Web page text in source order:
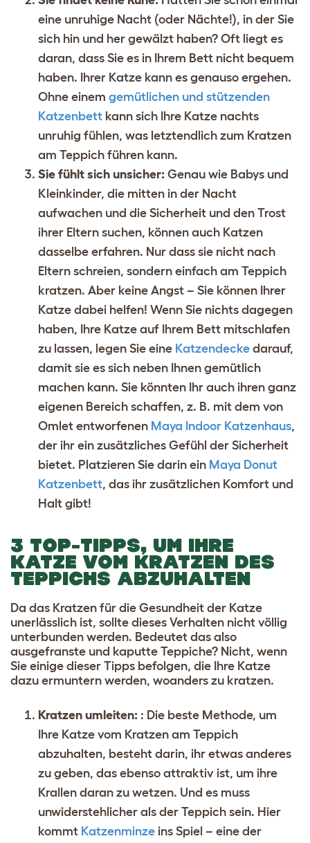
eine unruhige Nacht (oder Nächte!), in der Sie
sich hin und her gewälzt haben? Oft liegt es
daran, dass Sie es in Ihrem Bett nicht bequem
haben. Ihrer Katze kann es genauso ergehen.
Ohne einem gemütlichen und stützenden
Katzenbett kann sich Ihre Katze nachts
unruhig fühlen, was letztendlich zum Kratzen
am Teppich führen kann.
Sie fühlt sich unsicher: Genau wie Babys und
Kleinkinder, die mitten in der Nacht
aufwachen und die Sicherheit und den Trost
ihrer Eltern suchen, können auch Katzen
dasselbe erfahren. Nur dass sie nicht nach
Eltern schreien, sondern einfach am Teppich
kratzen. Aber keine Angst – Sie können Ihrer
Katze dabei helfen! Wenn Sie nichts dagegen
haben, Ihre Katze auf Ihrem Bett mitschlafen
zu lassen, legen Sie eine Katzendecke darauf,
damit sie es sich neben Ihnen gemütlich
machen kann. Sie könnten Ihr auch ihren ganz
eigenen Bereich schaffen, z. B. mit dem von
Omlet entworfenen Maya Indoor Katzenhaus,
der ihr ein zusätzliches Gefühl der Sicherheit
bietet. Platzieren Sie darin ein Maya Donut
Katzenbett, das ihr zusätzlichen Komfort und
Halt gibt!
3 TOP-TIPPS, UM IHRE
KATZE VOM KRATZEN DES
TEPPICHS ABZUHALTEN
Da das Kratzen für die Gesundheit der Katze
unerlässlich ist, sollte dieses Verhalten nicht völlig
unterbunden werden. Bedeutet das also
ausgefranste und kaputte Teppiche? Nicht, wenn
Sie einige dieser Tipps befolgen, die Ihre Katze
dazu ermuntern werden, woanders zu kratzen.
Kratzen umleiten: : Die beste Methode, um
Ihre Katze vom Kratzen am Teppich
abzuhalten, besteht darin, ihr etwas anderes
zu geben, das ebenso attraktiv ist, um ihre
Krallen daran zu wetzen. Und es muss
unwiderstehlicher als der Teppich sein. Hier
kommt Katzenminze ins Spiel – eine der